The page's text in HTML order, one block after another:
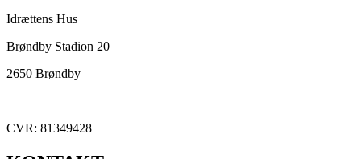
Idrættens Hus
Brøndby Stadion 20
2650 Brøndby
CVR: 81349428